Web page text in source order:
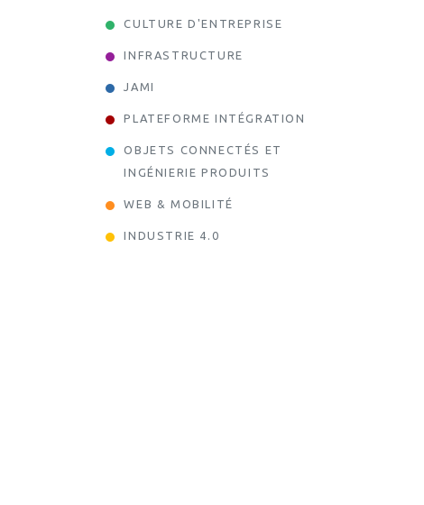
CULTURE D'ENTREPRISE
INFRASTRUCTURE
JAMI
PLATEFORME INTÉGRATION
OBJETS CONNECTÉS ET
INGÉNIERIE PRODUITS
WEB & MOBILITÉ
INDUSTRIE 4.0